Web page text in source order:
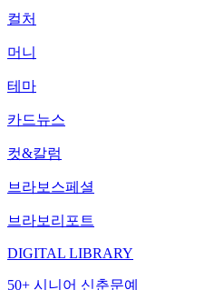
컬처
머니
테마
카드뉴스
컷&칼럼
브라보스페셜
브라보리포트
DIGITAL LIBRARY
50+ 시니어 신춘문예